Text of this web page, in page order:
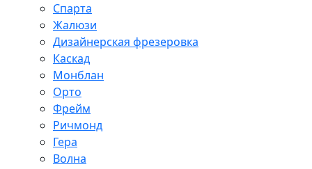
Спарта
Жалюзи
Дизайнерская фрезеровка
Каскад
Монблан
Орто
Фрейм
Ричмонд
Гера
Волна